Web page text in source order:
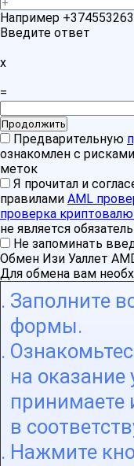
Например
Введите ответ
x
=
Предварительную
ознакомлен с
меток
Я прочитал и
правилами AML
проверка
не является
Не запоминать
Обмен Изи Уаллет
Для обмена вам
Заполните
формы.
на оказание
принимаете
в
Нажмите